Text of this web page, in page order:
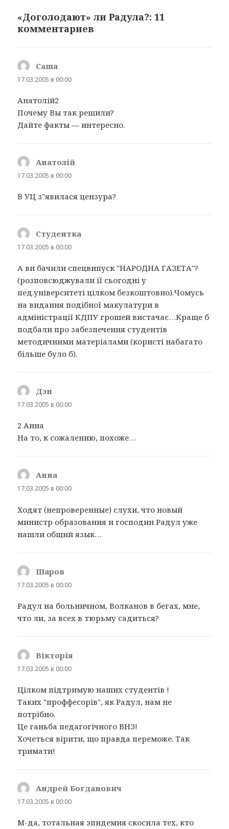
«Доголодают» ли Радула?: 11
комментариев
Саша
17.03.2005 в 00:00
Анатолій2
Почему Вы так решили?
Дайте факты — интересно.
Анатолій
17.03.2005 в 00:00
В УЦ з"явилася цензура?
Студентка
17.03.2005 в 00:00
А ви бачили спецвипуск "НАРОДНА ГАЗЕТА"?
(розповсюджували ії сьогодні у
пед.університеті цілком безкоштовно).Чомусь
на видання подібної макулатури в
адміністрації КДПУ грошей вистачає…Краще б
подбали про забезпечення студентів
методичними матеріалами (користі набагато
більше було б).
Дэн
17.03.2005 в 00:00
2 Анна
На то, к сожалению, похоже…
Анна
17.03.2005 в 00:00
Ходят (непроверенные) слухи, что новый
министр образования и господин Радул уже
нашли общий язык…
Шаров
17.03.2005 в 00:00
Радул на больничном, Волканов в бегах, мне,
что ли, за всех в тюрьму садиться?
Вікторія
17.03.2005 в 00:00
Цілком підтримую наших студентів !
Таких "проффесорів", як Радул, нам не
потрібно.
Це ганьба педагогічного ВНЗ!
Хочеться вірити, що правда переможе. Так
тримати!
Андрей Богданович
17.03.2005 в 00:00
М-да, тотальная эпидемия скосила тех, кто